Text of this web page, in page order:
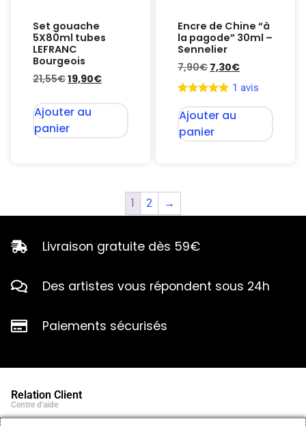
Set gouache
5X80ml tubes
LEFRANC
Bourgeois
21,55€19,90€
Ajouter au
panier
Encre de Chine “à
la pagode” 30ml –
Sennelier
7,90€ 7,30€
1 avis
Ajouter au
panier
1 2 →
Livraison gratuite dès 59€
Des artistes vous répondent sous 24h
Paiements sécurisés
Relation Client
Centre d'aide